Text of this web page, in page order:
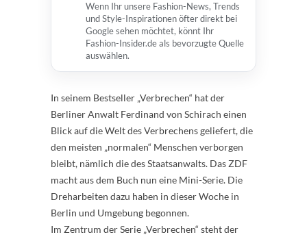
Wenn Ihr unsere Fashion-News, Trends
und Style-Inspirationen öfter direkt bei
Google sehen möchtet, könnt Ihr
Fashion-Insider.de als bevorzugte Quelle
auswählen.
In seinem Bestseller „Verbrechen“ hat der
Berliner Anwalt Ferdinand von Schirach einen
Blick auf die Welt des Verbrechens geliefert, die
den meisten „normalen“ Menschen verborgen
bleibt, nämlich die des Staatsanwalts. Das ZDF
macht aus dem Buch nun eine Mini-Serie. Die
Dreharbeiten dazu haben in dieser Woche in
Berlin und Umgebung begonnen.
Im Zentrum der Serie „Verbrechen“ steht der